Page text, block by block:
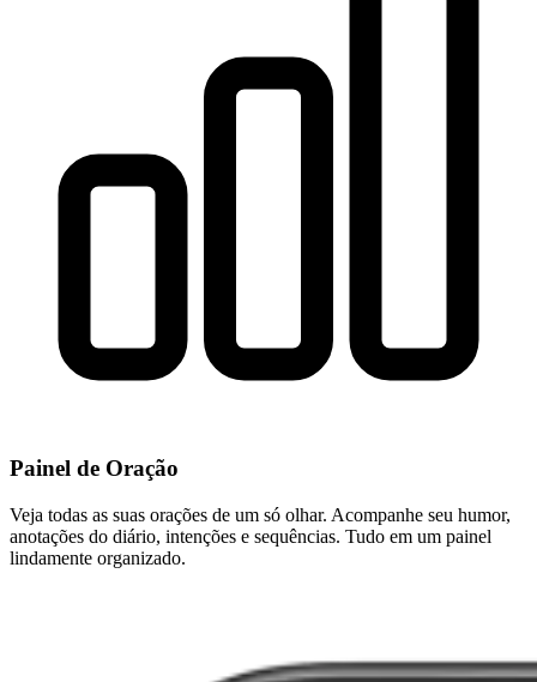
Painel de Oração
Veja todas as suas orações de um só olhar. Acompanhe seu humor,
anotações do diário, intenções e sequências. Tudo em um painel
lindamente organizado.